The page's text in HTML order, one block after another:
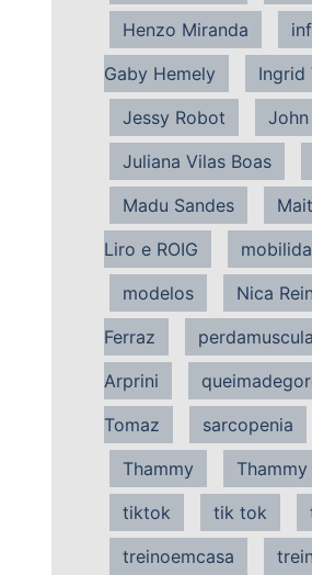
Henzo Miranda
Gaby Hemely
Ingrid
Jessy Robot
Juliana Vilas Boas
Madu Sandes
Liro e ROIG
modelos
Nica
Ferraz
Arprini
Tomaz
sarcopenia
Thammy
tiktok
tik tok
treinoemcasa